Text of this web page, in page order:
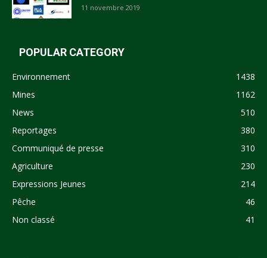
11 novembre 2019
POPULAR CATEGORY
Environnement
1438
Mines
1162
News
510
Reportages
380
Communiqué de presse
310
Agriculture
230
Expressions Jeunes
214
Pêche
46
Non classé
41